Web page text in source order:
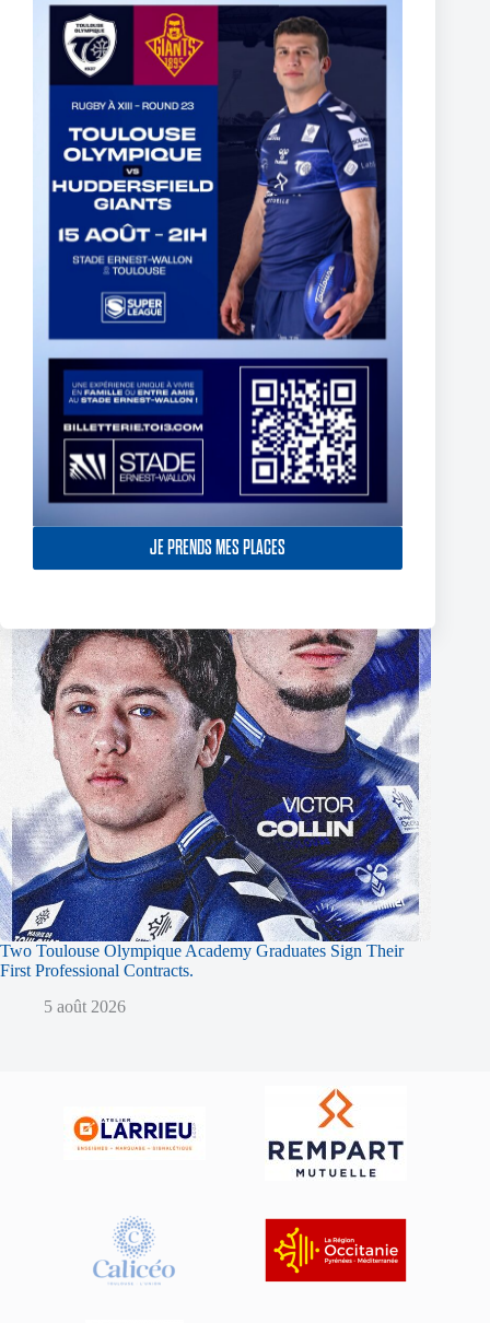
JE PRENDS MES PLACES
The End of Reubenn Rennie’s Olympian Journey
6 août 2026
Two Toulouse Olympique Academy Graduates Sign Their
First Professional Contracts.
5 août 2026